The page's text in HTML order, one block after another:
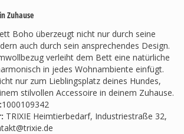
Zuhause
Boho überzeugt nicht nur durch seine
auch durch sein ansprechendes Design.
verleiht dem Bett eine natürliche
in jedes Wohnambiente einfügt.
nur zum Lieblingsplatz deines Hundes,
stilvollen Accessoire in deinem Zuhause.
1000109342
: TRIXIE Heimtierbedarf, Industriestraße 32,